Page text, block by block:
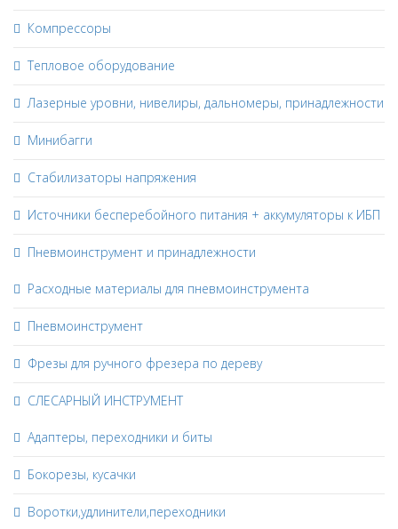
Компрессоры
Тепловое оборудование
Лазерные уровни, нивелиры, дальномеры, принадлежности
Минибагги
Стабилизаторы напряжения
Источники бесперебойного питания + аккумуляторы к ИБП
Пневмоинструмент и принадлежности
Расходные материалы для пневмоинструмента
Пневмоинструмент
Фрезы для ручного фрезера по дереву
СЛЕСАРНЫЙ ИНСТРУМЕНТ
Адаптеры, переходники и биты
Бокорезы, кусачки
Воротки,удлинители,переходники